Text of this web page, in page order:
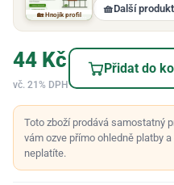
🏡 Hnojík profil 🧺Další
44 Kč
vč. 21% DPH
Přidat do
Toto zboží prodává samostatný
vám ozve přímo ohledně platby
neplatíte.